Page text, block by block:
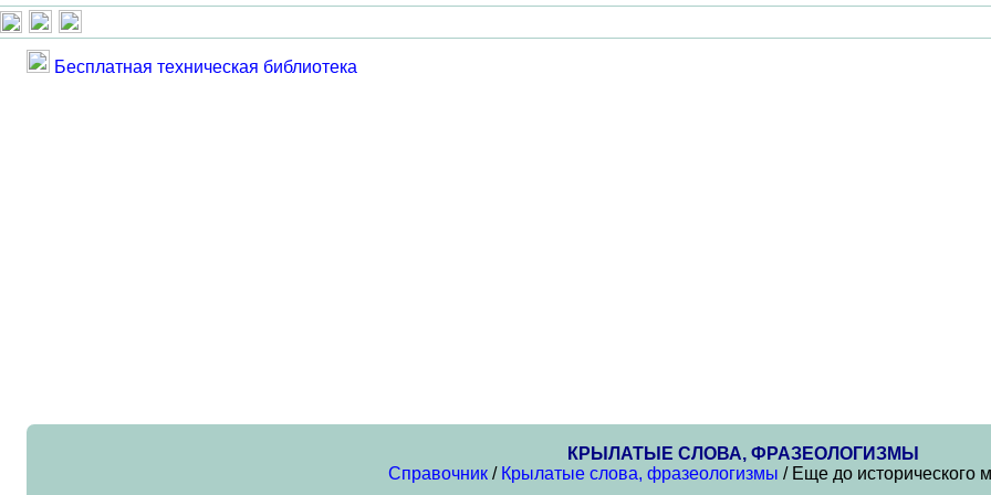
Бесплатная техническая библиотека
КРЫЛАТЫЕ СЛОВА, ФРАЗЕОЛОГИЗМЫ
Справочник/ Крылатые слова, фразеологизмы / Еще до исторического